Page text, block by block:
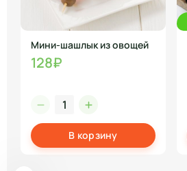
Мини-шашлык из овощей
128₽
В корзину